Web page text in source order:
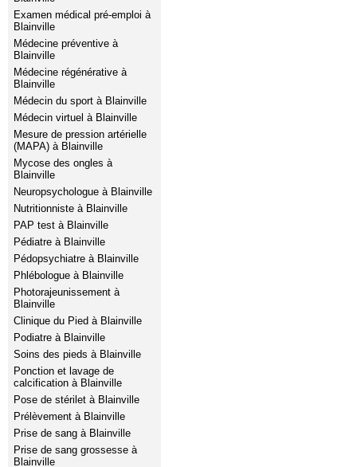
Examen médical pré-emploi à
Blainville
Médecine préventive à
Blainville
Médecine régénérative à
Blainville
Médecin du sport à Blainville
Médecin virtuel à Blainville
Mesure de pression artérielle
(MAPA) à Blainville
Mycose des ongles à
Blainville
Neuropsychologue à Blainville
Nutritionniste à Blainville
PAP test à Blainville
Pédiatre à Blainville
Pédopsychiatre à Blainville
Phlébologue à Blainville
Photorajeunissement à
Blainville
Clinique du Pied à Blainville
Podiatre à Blainville
Soins des pieds à Blainville
Ponction et lavage de
calcification à Blainville
Pose de stérilet à Blainville
Prélèvement à Blainville
Prise de sang à Blainville
Prise de sang grossesse à
Blainville